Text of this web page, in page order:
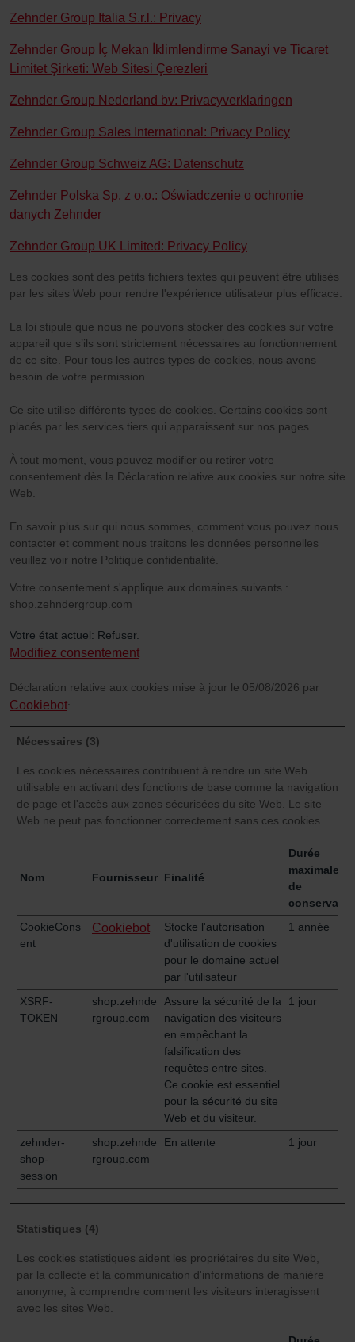
Zehnder Group Italia S.r.l.: Privacy
Zehnder Group İç Mekan İklimlendirme Sanayi ve Ticaret
Limitet Şirketi: Web Sitesi Çerezleri
Zehnder Group Nederland bv: Privacyverklaringen
Zehnder Group Sales International: Privacy Policy
Zehnder Group Schweiz AG: Datenschutz
Zehnder Polska Sp. z o.o.: Oświadczenie o ochronie
danych Zehnder
Zehnder Group UK Limited: Privacy Policy
Les cookies sont des petits fichiers textes qui peuvent être utilisés
par les sites Web pour rendre l'expérience utilisateur plus efficace.
La loi stipule que nous ne pouvons stocker des cookies sur votre
appareil que s’ils sont strictement nécessaires au fonctionnement
de ce site. Pour tous les autres types de cookies, nous avons
besoin de votre permission.
Ce site utilise différents types de cookies. Certains cookies sont
placés par les services tiers qui apparaissent sur nos pages.
À tout moment, vous pouvez modifier ou retirer votre
consentement dès la Déclaration relative aux cookies sur notre site
Web.
En savoir plus sur qui nous sommes, comment vous pouvez nous
contacter et comment nous traitons les données personnelles
veuillez voir notre Politique confidentialité.
Votre consentement s'applique aux domaines suivants :
shop.zehndergroup.com
Votre état ​​actuel: Refuser.
Modifiez consentement
Déclaration relative aux cookies mise à jour le 05/08/2026 par
Cookiebot:
Nécessaires (3)
Les cookies nécessaires contribuent à rendre un site Web
utilisable en activant des fonctions de base comme la navigation
de page et l'accès aux zones sécurisées du site Web. Le site
Web ne peut pas fonctionner correctement sans ces cookies.
Nom Fournisseur Finalité
Durée
maximale
de
CookieCons
ent
Cookiebot
Stocke l'autorisation
d'utilisation de cookies
pour le domaine actuel
par l'utilisateur
1 année
XSRF-
TOKEN
shop.zehnde
rgroup.com
Assure la sécurité de la
navigation des visiteurs
en empêchant la
falsification des
requêtes entre sites.
Ce cookie est essentiel
pour la sécurité du site
Web et du visiteur.
1 jour
zehnder-
shop-
session
shop.zehnde
rgroup.com
En attente 1 jour
Statistiques (4)
Les cookies statistiques aident les propriétaires du site Web,
par la collecte et la communication d'informations de manière
anonyme, à comprendre comment les visiteurs interagissent
avec les sites Web.